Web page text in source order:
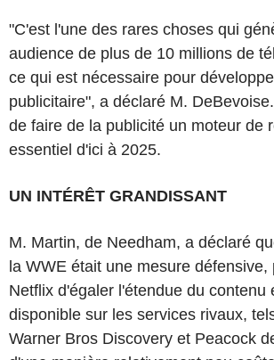
"C'est l'une des rares choses qui
audience de plus de 10 millions de
ce qui est nécessaire pour
publicitaire", a déclaré M.
de faire de la publicité un moteur de
essentiel d'ici à 2025.
UN INTÉRÊT GRANDISSANT
M. Martin, de Needham, a déclaré
la WWE était une mesure défensive,
Netflix d'égaler l'étendue du contenu
disponible sur les services rivaux,
Warner Bros Discovery et Peacock